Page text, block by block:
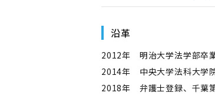
沿革
2012年 明治大学法学部卒
2014年 中央大学法科大学
2018年 弁護士登録、千葉